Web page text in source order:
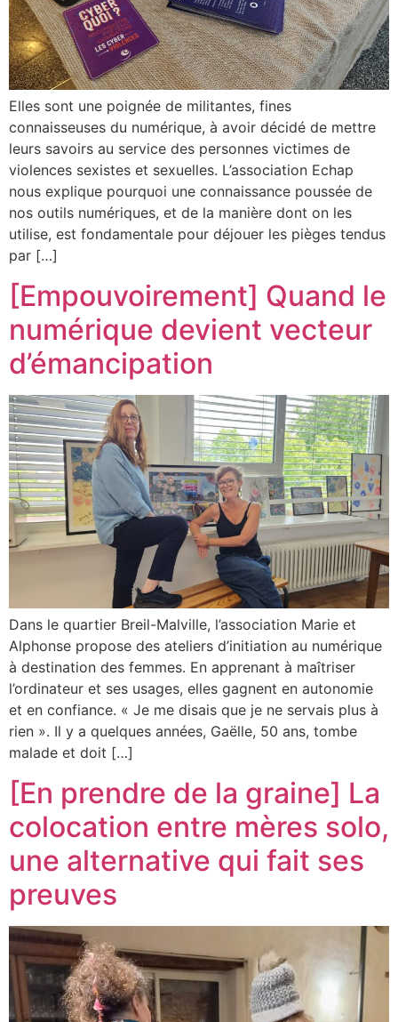
Elles sont une poignée de militantes, fines
connaisseuses du numérique, à avoir décidé de mettre
leurs savoirs au service des personnes victimes de
violences sexistes et sexuelles. L’association Echap
nous explique pourquoi une connaissance poussée de
nos outils numériques, et de la manière dont on les
utilise, est fondamentale pour déjouer les pièges tendus
par […]
[Empouvoirement] Quand le
numérique devient vecteur
d’émancipation
Dans le quartier Breil-Malville, l’association Marie et
Alphonse propose des ateliers d’initiation au numérique
à destination des femmes. En apprenant à maîtriser
l’ordinateur et ses usages, elles gagnent en autonomie
et en confiance. « Je me disais que je ne servais plus à
rien ». Il y a quelques années, Gaëlle, 50 ans, tombe
malade et doit […]
[En prendre de la graine] La
colocation entre mères solo,
une alternative qui fait ses
preuves